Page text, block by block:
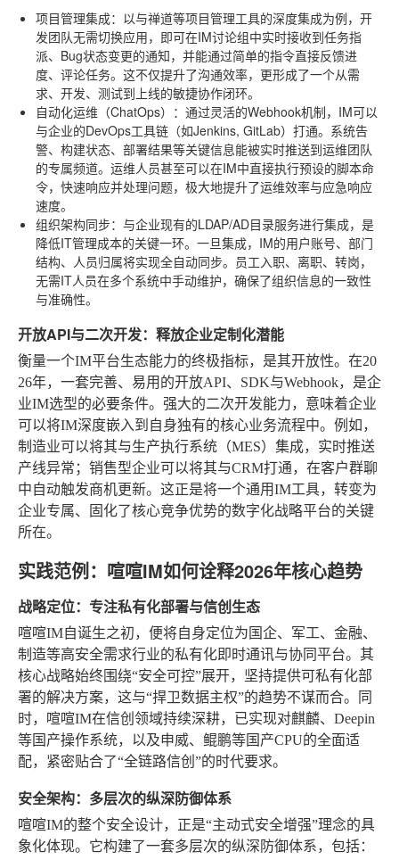
项目管理集成：以与禅道等项目管理工具的深度集成为例，开
发团队无需切换应用，即可在IM讨论组中实时接收到任务指
派、Bug状态变更的通知，并能通过简单的指令直接反馈进
度、评论任务。这不仅提升了沟通效率，更形成了一个从需
求、开发、测试到上线的敏捷协作闭环。
自动化运维（ChatOps） ：通过灵活的Webhook机制，IM可以
与企业的DevOps工具链（如Jenkins, GitLab）打通。系统告
警、构建状态、部署结果等关键信息能被实时推送到运维团队
的专属频道。运维人员甚至可以在IM中直接执行预设的脚本命
令，快速响应并处理问题，极大地提升了运维效率与应急响应
速度。
组织架构同步：与企业现有的LDAP/AD目录服务进行集成，是
降低IT管理成本的关键一环。一旦集成，IM的用户账号、部门
结构、人员归属将实现全自动同步。员工入职、离职、转岗，
无需IT人员在多个系统中手动维护，确保了组织信息的一致性
与准确性。
开放API与二次开发：释放企业定制化潜能
衡量一个IM平台生态能力的终极指标，是其开放性。在20
26年，一套完善、易用的开放API、SDK与Webhook，是企
业IM选型的必要条件。强大的二次开发能力，意味着企业
可以将IM深度嵌入到自身独有的核心业务流程中。例如，
制造业可以将其与生产执行系统（MES）集成，实时推送
产线异常；销售型企业可以将其与CRM打通，在客户群聊
中自动触发商机更新。这正是将一个通用IM工具，转变为
企业专属、固化了核心竞争优势的数字化战略平台的关键
所在。
实践范例：喧喧IM如何诠释2026年核心趋势
战略定位：专注私有化部署与信创生态
喧喧IM自诞生之初，便将自身定位为国企、军工、金融、
制造等高安全需求行业的私有化即时通讯与协同平台。其
核心战略始终围绕“安全可控”展开，坚持提供可私有化部
署的解决方案，这与“捍卫数据主权”的趋势不谋而合。同
时，喧喧IM在信创领域持续深耕，已实现对麒麟、Deepin
等国产操作系统，以及申威、鲲鹏等国产CPU的全面适
配，紧密贴合了“全链路信创”的时代要求。
安全架构：多层次的纵深防御体系
喧喧IM的整个安全设计，正是“主动式安全增强”理念的具
象化体现。它构建了一套多层次的纵深防御体系，包括：